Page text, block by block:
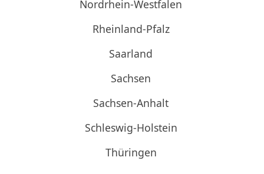
Nordrhein-Westfalen
Rheinland-Pfalz
Saarland
Sachsen
Sachsen-Anhalt
Schleswig-Holstein
Thüringen